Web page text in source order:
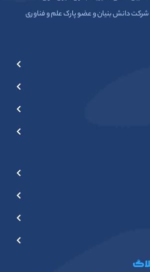
شرکت دانش بنیان و عضو پارک علم و فناوری